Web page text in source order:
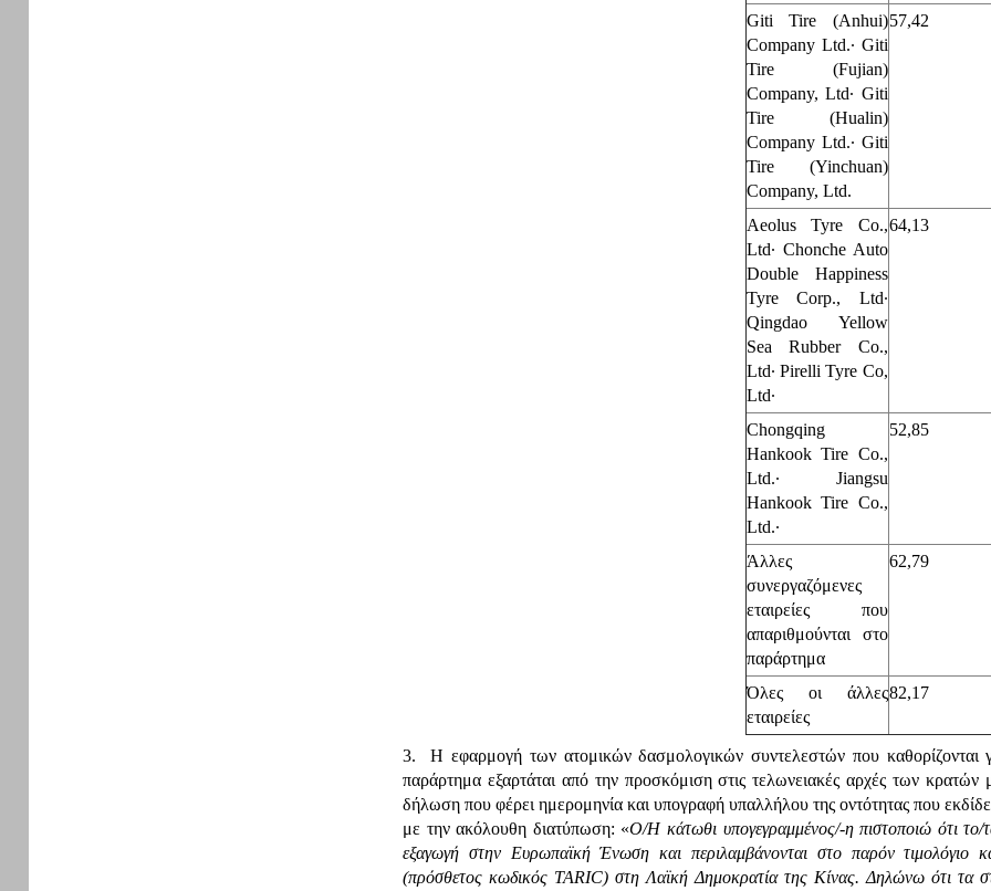
Giti Tire (Anhui)
Company Ltd.· Giti
Tire (Fujian)
Company, Ltd· Giti
Tire (Hualin)
Company Ltd.· Giti
Tire (Yinchuan)
Company, Ltd.
57,42
Aeolus Tyre Co.,
Ltd· Chonche Auto
Double Happiness
Tyre Corp., Ltd·
Qingdao Yellow
Sea Rubber Co.,
Ltd· Pirelli Tyre Co,
Ltd·
64,13
Chongqing
Hankook Tire Co.,
Ltd.· Jiangsu
Hankook Tire Co.,
Ltd.·
52,85
Άλλες
συνεργαζόμενες
εταιρείες που
απαριθμούνται στο
παράρτημα
62,79
Όλες οι άλλες
εταιρείες
82,17
3. Η εφαρμογή των ατομικών δασμολογικών συντελεστών που καθορίζονται
παράρτημα εξαρτάται από την προσκόμιση στις τελωνειακές αρχές των
δήλωση που φέρει ημερομηνία και υπογραφή υπαλλήλου της οντότητας που
με την ακόλουθη διατύπωση: «Ο/Η κάτωθι υπογεγραμμένος/-η πιστοποιώ ότι
εξαγωγή στην Ευρωπαϊκή Ένωση και περιλαμβάνονται στο παρόν τιμολόγιο
(πρόσθετος κωδικός TARIC) στη Λαϊκή Δημοκρατία της Κίνας. Δηλώνω ότι τα